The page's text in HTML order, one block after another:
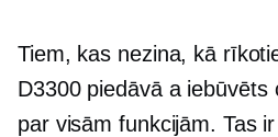
Tiem, kas nezina, kā
D3300 piedāvā a iebūvēts
par visām funkcijām. Tas